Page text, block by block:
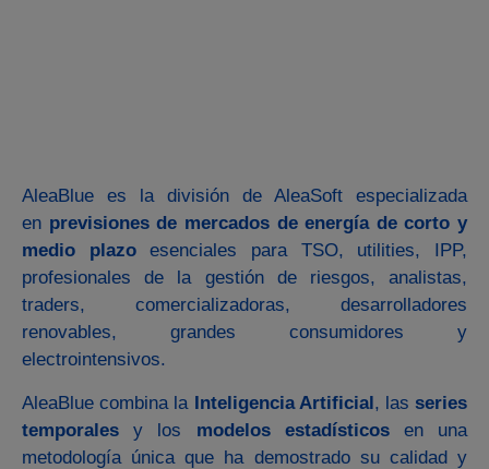
AleaBlue es la división de AleaSoft especializada
en previsiones de mercados de energía de corto y
medio plazoesenciales para TSO, utilities, IPP,
profesionales de la gestión de riesgos, analistas,
traders, comercializadoras, desarrolladores
renovables, grandes consumidores y
electrointensivos.
AleaBlue combina la Inteligencia Artificial, lasseries
temporales y los modelos estadísticosen una
metodología única que ha demostrado su calidad y